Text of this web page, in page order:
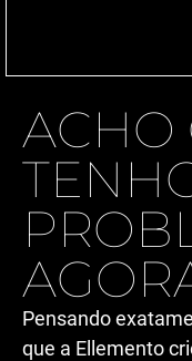
ACHO
Pensando
que a Ellemento